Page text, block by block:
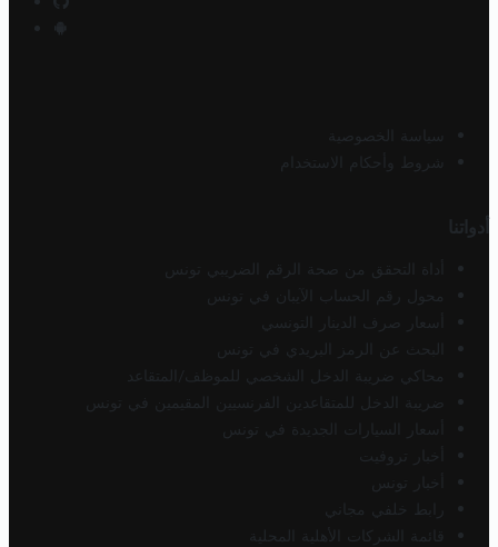
سياسة الخصوصية
شروط وأحكام الاستخدام
أدواتنا
أداة التحقق من صحة الرقم الضريبي تونس
محول رقم الحساب الآيبان في تونس
أسعار صرف الدينار التونسي
البحث عن الرمز البريدي في تونس
محاكي ضريبة الدخل الشخصي للموظف/المتقاعد
ضريبة الدخل للمتقاعدين الفرنسيين المقيمين في تونس
أسعار السيارات الجديدة في تونس
أخبار تروفيت
أخبار تونس
رابط خلفي مجاني
قائمة الشركات الأهلية المحلية